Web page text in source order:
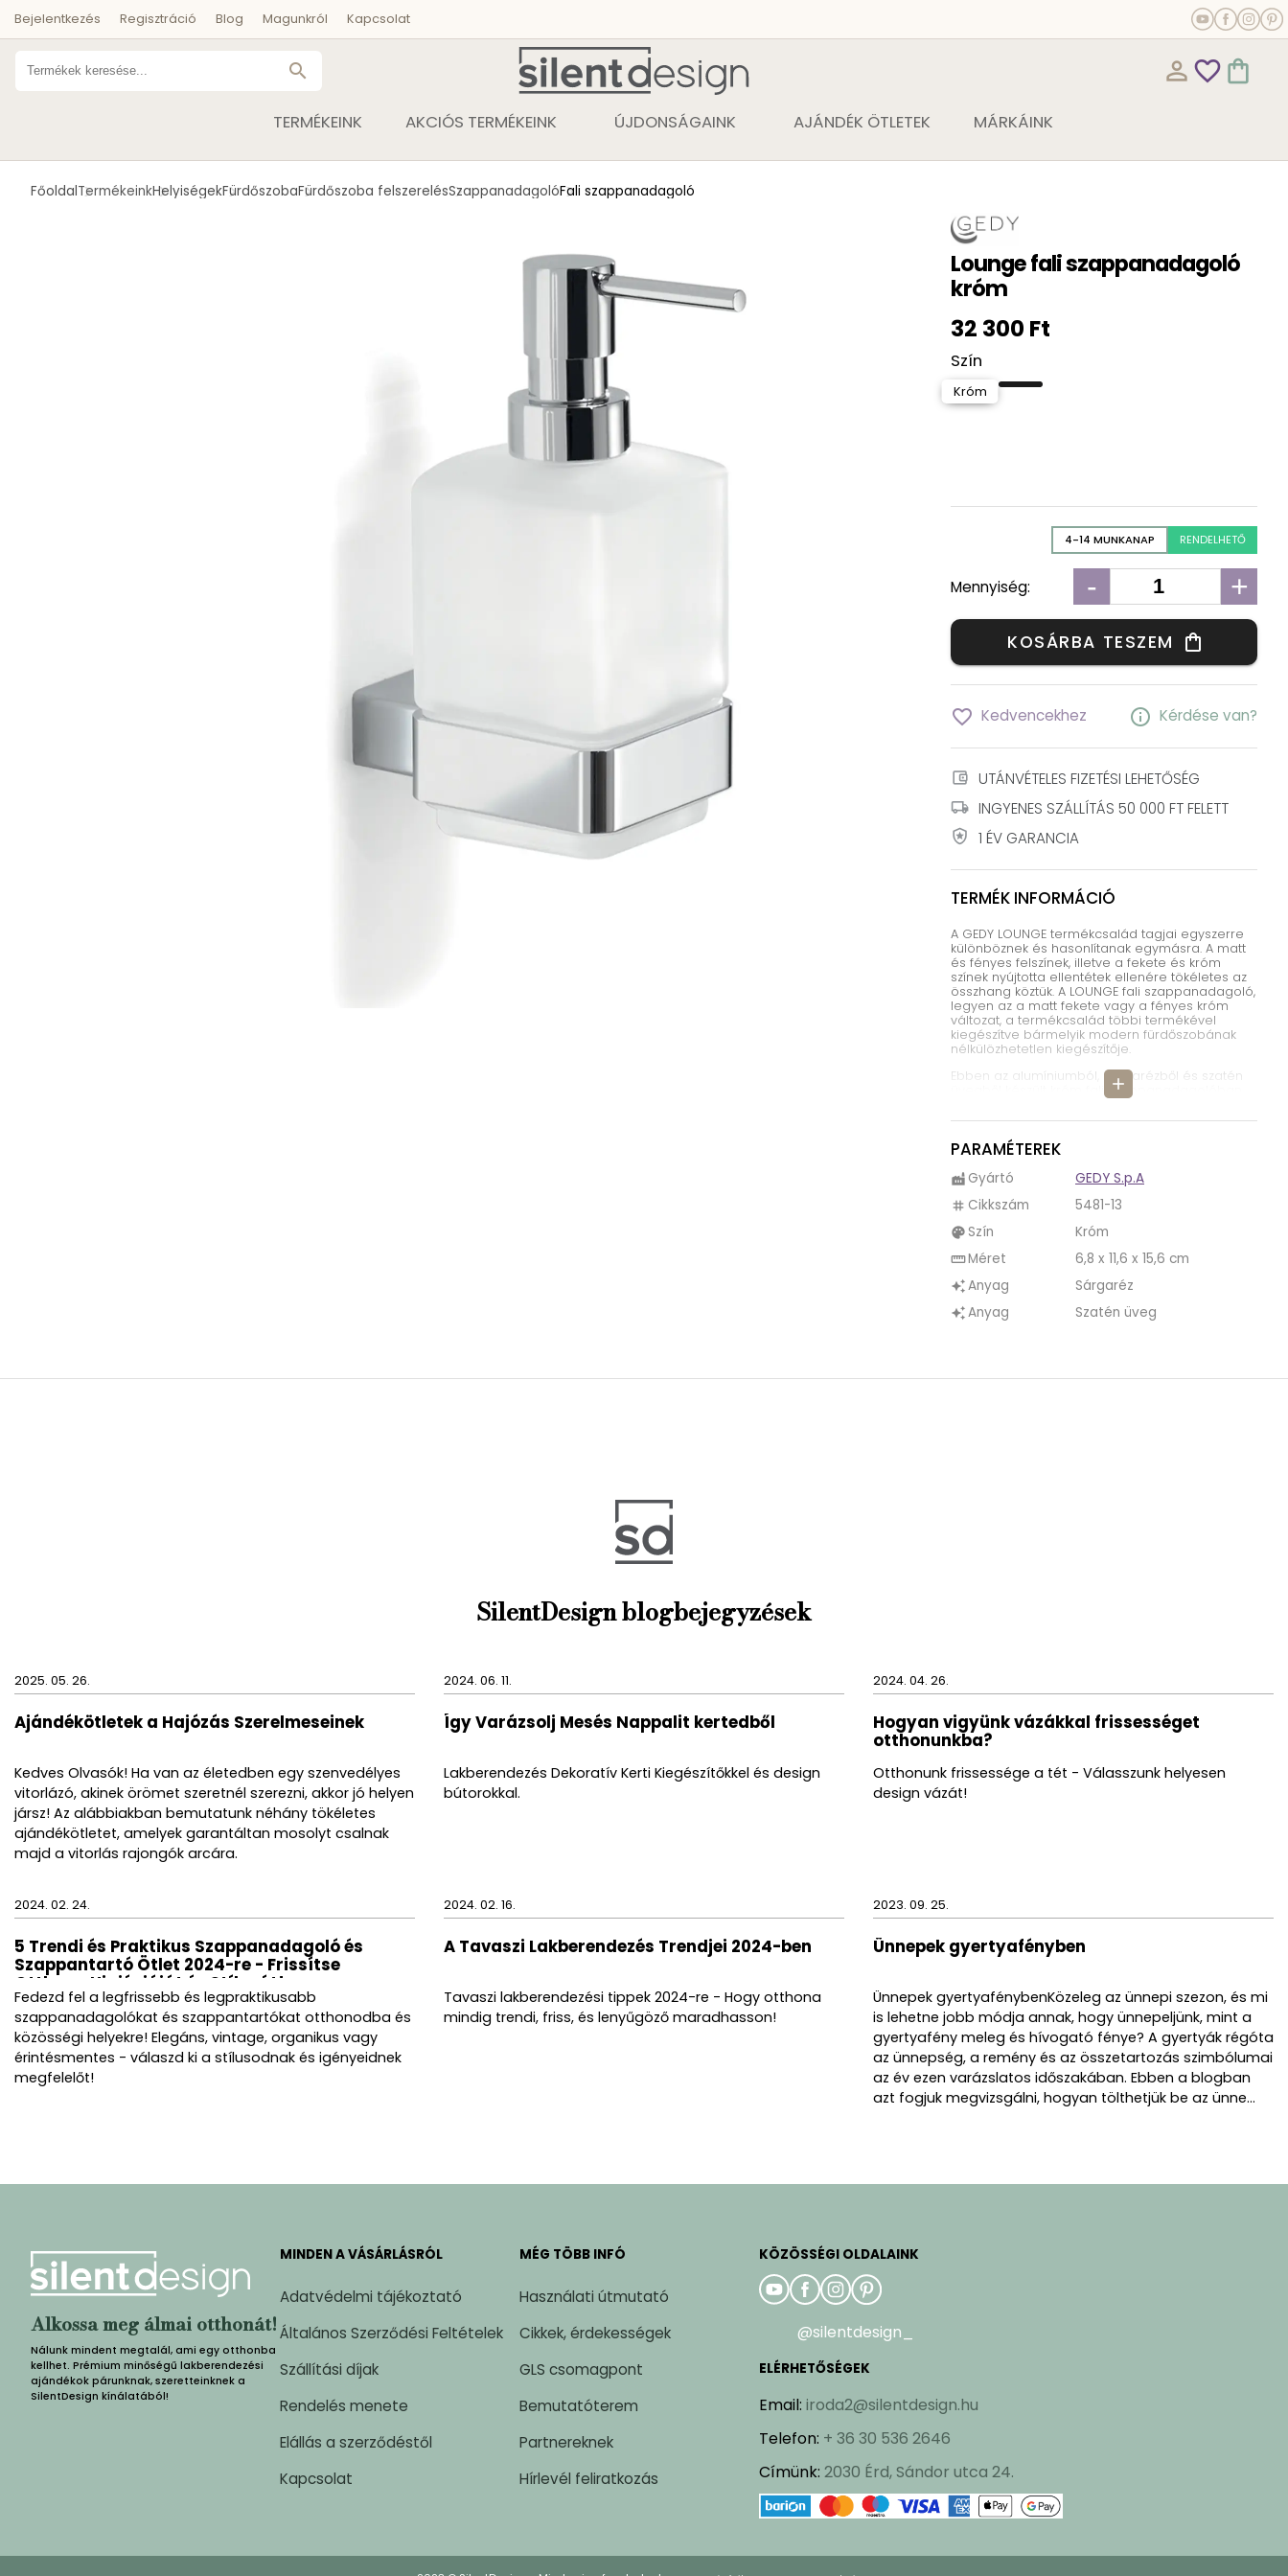
Bejelentkezés Regisztráció Blog Magunkról Kapcsolat
search person_outline favorite_outline shopping_bag
TERMÉKEINK AKCIÓS TERMÉKEINK ÚJDONSÁGAINK AJÁNDÉK ÖTLETEK MÁRKÁINK
FőoldalTermékeinkHelyiségekFürdőszobaFürdőszoba felszerelésSzappanadagolóFali szappanadagoló
Lounge fali szappanadagoló
króm
32 300 Ft
Szín
Króm
4-14 MUNKANAP RENDELHETŐ
Mennyiség: - +
KOSÁRBA TESZEM shopping_bag
favorite_border Kedvencekhez info Kérdése van?
account_balance_wallet UTÁNVÉTELES FIZETÉSI LEHETŐSÉG
local_shipping INGYENES SZÁLLÍTÁS 50 000 FT FELETT
local_police 1 ÉV GARANCIA
TERMÉK INFORMÁCIÓ
add
A GEDY LOUNGE termékcsalád tagjai egyszerre
különböznek és hasonlítanak egymásra. A matt
és fényes felszínek, illetve a fekete és króm
színek nyújtotta ellentétek ellenére tökéletes az
összhang köztük. A LOUNGE fali szappanadagoló,
legyen az a matt fekete vagy a fényes króm
változat, a termékcsalád többi termékével
kiegészítve bármelyik modern fürdőszobának
nélkülözhetetlen kiegészítője.
Ebben az alumíniumból, sárgarézből és szatén
üvegből készült króm fali szappanadagolóban
érvényesül, mivel a szappanadagoló falra
a terméket. Annak érdekében, hogy a termék
tisztítás során érdemes nedves tisztítóronggyal
áttörölni a terméket, szükség esetén kímélő
mosószert alkalmazva.
A fali szappanadagoló a termékcsalád többi
egyszerre lesz egységes és különleges,
formatervezésének.
A fali szappanadagoló fúrással rögzíthető a
PARAMÉTEREK
factory Gyártó GEDY S.p.A
tag Cikkszám 5481-13
palette Szín Króm
straightenMéret 6,8 x 11,6 x 15,6 cm
auto_awesomeAnyag Sárgaréz
auto_awesomeAnyag Szatén üveg
SilentDesign blogbejegyzések
2025. 05. 26.
Ajándékötletek a Hajózás Szerelmeseinek
Kedves Olvasók! Ha van az életedben egy szenvedélyes
vitorlázó, akinek örömet szeretnél szerezni, akkor jó helyen
jársz! Az alábbiakban bemutatunk néhány tökéletes
ajándékötletet, amelyek garantáltan mosolyt csalnak
majd a vitorlás rajongók arcára.
2024. 06. 11.
Így Varázsolj Mesés Nappalit kertedből
Lakberendezés Dekoratív Kerti Kiegészítőkkel és design
bútorokkal.
2024. 04. 26.
Hogyan vigyünk vázákkal frissességet
otthonunkba?
Otthonunk frissessége a tét - Válasszunk helyesen
design vázát!
2024. 02. 24.
5 Trendi és Praktikus Szappanadagoló és
Szappantartó Ötlet 2024-re - Frissítse
Otthona Higiéniáját és Stílusát!
Fedezd fel a legfrissebb és legpraktikusabb
szappanadagolókat és szappantartókat otthonodba és
közösségi helyekre! Elegáns, vintage, organikus vagy
érintésmentes - válaszd ki a stílusodnak és igényeidnek
megfelelőt!
2024. 02. 16.
A Tavaszi Lakberendezés Trendjei 2024-ben
Tavaszi lakberendezési tippek 2024-re - Hogy otthona
mindig trendi, friss, és lenyűgöző maradhasson!
2023. 09. 25.
Ünnepek gyertyafényben
Ünnepek gyertyafénybenKözeleg az ünnepi szezon, és mi
is lehetne jobb módja annak, hogy ünnepeljünk, mint a
gyertyafény meleg és hívogató fénye? A gyertyák régóta
az ünnepség, a remény és az összetartozás szimbólumai
az év ezen varázslatos időszakában. Ebben a blogban
azt fogjuk megvizsgálni, hogyan tölthetjük be az ünne...
Alkossa meg álmai otthonát!
Nálunk mindent megtalál, ami egy otthonba
kellhet. Prémium minőségű lakberendezési
ajándékok párunknak, szeretteinknek a
SilentDesign kínálatából!
MINDEN A VÁSÁRLÁSRÓL
Adatvédelmi tájékoztató
Általános Szerződési Feltételek
Szállítási díjak
Rendelés menete
Elállás a szerződéstől
Kapcsolat
MÉG TÖBB INFÓ
Használati útmutató
Cikkek, érdekességek
GLS csomagpont
Bemutatóterem
Partnereknek
Hírlevél feliratkozás
KÖZÖSSÉGI OLDALAINK
@silentdesign_
ELÉRHETŐSÉGEK
Email: iroda2@silentdesign.hu
Telefon: + 36 30 536 2646
Címünk: 2030 Érd, Sándor utca 24.